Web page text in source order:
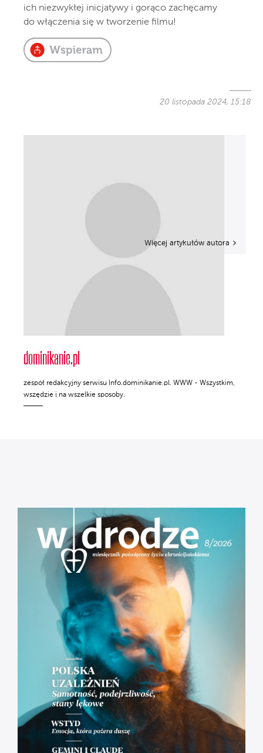
ich niezwykłej inicjatywy i gorąco zachęcamy
do włączenia się w tworzenie filmu!
20 listopada 2024, 15:18
dominikanie.pl
zespół redakcyjny serwisu Info.dominikanie.pl. WWW - Wszystkim,
wszędzie i na wszelkie sposoby.
Więcej artykułów autora